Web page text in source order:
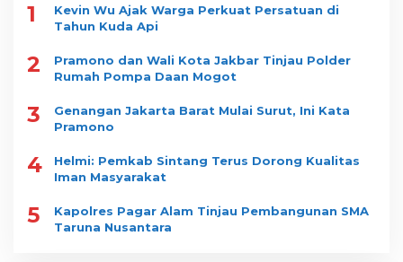
1
Kevin Wu Ajak Warga Perkuat Persatuan di
Tahun Kuda Api
2
Pramono dan Wali Kota Jakbar Tinjau Polder
Rumah Pompa Daan Mogot
3
Genangan Jakarta Barat Mulai Surut, Ini Kata
Pramono
4
Helmi: Pemkab Sintang Terus Dorong Kualitas
Iman Masyarakat
5
Kapolres Pagar Alam Tinjau Pembangunan SMA
Taruna Nusantara